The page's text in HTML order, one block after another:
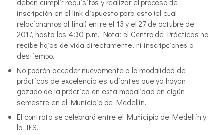
deben cumplir requisitos y realizar el proceso de
inscripción en el link dispuesto para esto (el cual
relacionamos al final) entre el 13 y el 27 de octubre de
2017, hasta las 4:30 p.m. Nota: el Centro de Prácticas no
recibe hojas de vida directamente, ni inscripciones a
destiempo.
No podrán acceder nuevamente a la modalidad de
prácticas de excelencia estudiantes que ya hayan
gozado de la práctica en esta modalidad en algún
semestre en el Municipio de Medellín.
El contrato se celebrará entre el Municipio de Medellín y
la IES.